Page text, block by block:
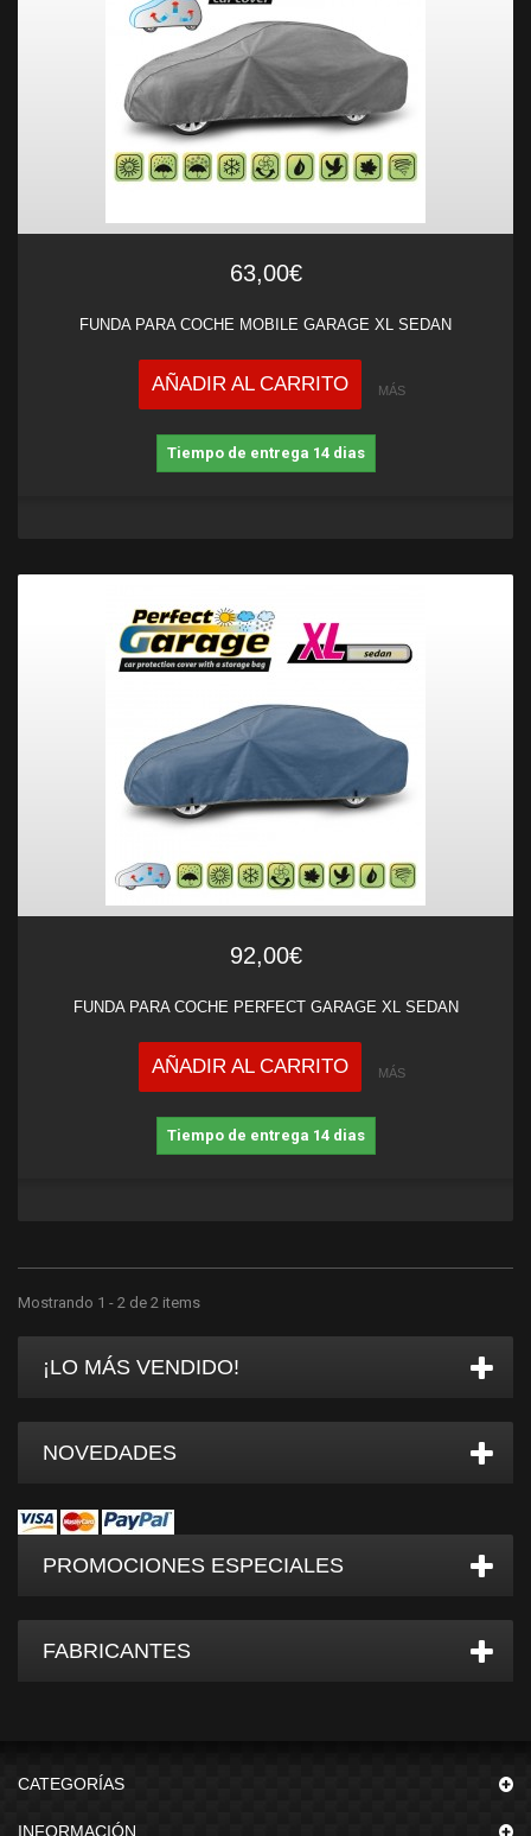
63,00€
FUNDA PARA COCHE MOBILE GARAGE XL SEDAN
AÑADIR AL CARRITO MÁS
Tiempo de entrega 14 dias
92,00€
FUNDA PARA COCHE PERFECT GARAGE XL SEDAN
AÑADIR AL CARRITO MÁS
Tiempo de entrega 14 dias
Mostrando 1 - 2 de 2 items
¡LO MÁS VENDIDO!
NOVEDADES
PROMOCIONES ESPECIALES
FABRICANTES
CATEGORÍAS
INFORMACIÓN